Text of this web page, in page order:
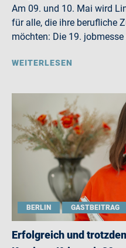
Am 09. und 10. Mai wird
für alle, die ihre berufliche
möchten: Die 19.
WEITERLESEN
BERLIN GASTBEITRAG
Erfolgreich und